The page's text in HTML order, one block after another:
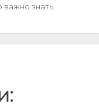
важно знать